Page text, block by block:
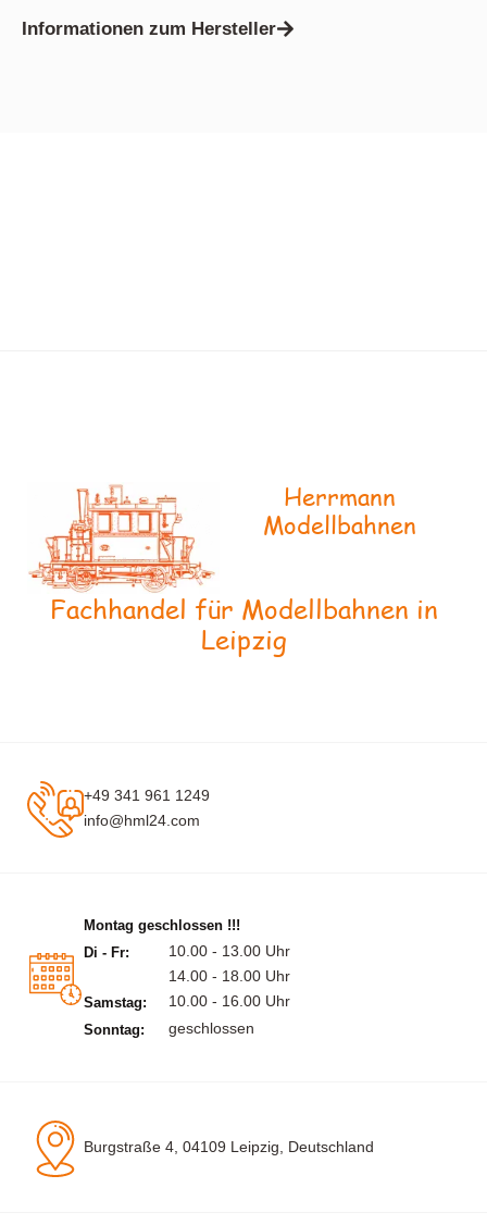
Informationen zum Hersteller
Herrmann
Modellbahnen
Fachhandel für Modellbahnen in
Leipzig
+49 341 961 1249
info@hml24.com
Montag geschlossen !!!
Di - Fr:
10.00 - 13.00 Uhr
14.00 - 18.00 Uhr
Samstag: 10.00 - 16.00 Uhr
Sonntag: geschlossen
Burgstraße 4, 04109 Leipzig, Deutschland